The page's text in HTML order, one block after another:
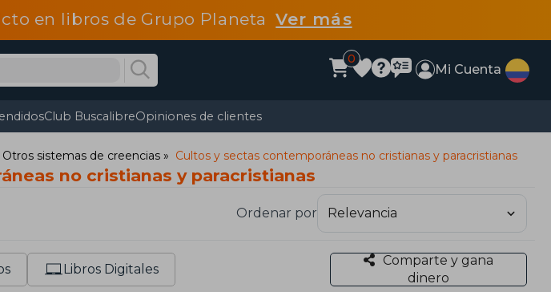
en libros de Grupo PlanetaVer más
0
Mi Cuenta
Club BuscalibreOpiniones de clientes
Otros sistemas de creencias Cultos y sectas contemporáneas no cristianas y paracristianas
no cristianas y paracristianas
Ordenar por
Libros Digitales
Comparte y gana
dinero